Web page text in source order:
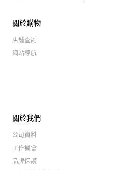
關於購物
店舖查詢
網站導航
關於我們
公司資料
工作機會
品牌保護